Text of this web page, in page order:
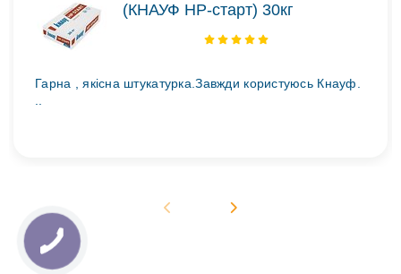
(КНАУФ НР-старт) 30кг
Гарна , якісна штукатурка.Завжди користуюсь Кнауф.
..